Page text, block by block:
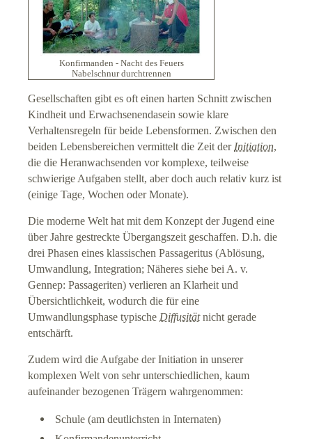
Konfirmanden - Nacht des Feuers
Nabelschnur durchtrennen
Gesellschaften gibt es oft einen harten Schnitt zwischen
Kindheit und Erwachsenendasein sowie klare
Verhaltensregeln für beide Lebensformen. Zwischen den
beiden Lebensbereichen vermittelt die Zeit der Initiation,
die die Heranwachsenden vor komplexe, teilweise
schwierige Aufgaben stellt, aber doch auch relativ kurz ist
(einige Tage, Wochen oder Monate).
Die moderne Welt hat mit dem Konzept der Jugend eine
über Jahre gestreckte Übergangszeit geschaffen. D.h. die
drei Phasen eines klassischen Passageritus (Ablösung,
Umwandlung, Integration; Näheres siehe bei A. v.
Gennep: Passageriten) verlieren an Klarheit und
Übersichtlichkeit, wodurch die für eine
Umwandlungsphase typische Diffusitätnicht gerade
entschärft.
Zudem wird die Aufgabe der Initiation in unserer
komplexen Welt von sehr unterschiedlichen, kaum
aufeinander bezogenen Trägern wahrgenommen:
Schule (am deutlichsten in Internaten)